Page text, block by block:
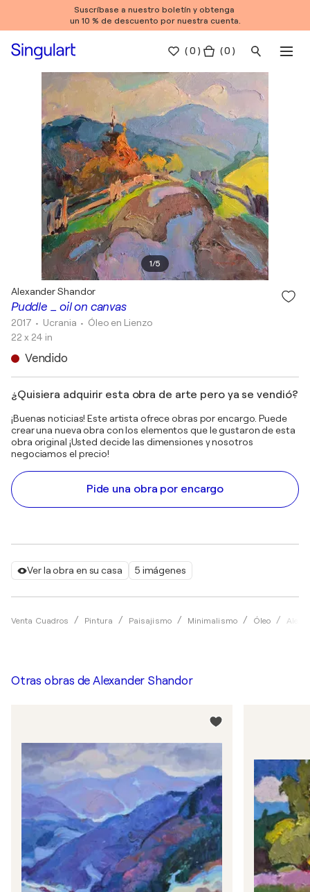
Suscríbase a nuestro boletín y obtenga
un 10 % de descuento por nuestra cuenta.
(0 ) ( 0 )
1/5
Ver la obra en su casa 5 imágenes
Venta Cuadros Pintura Paisajismo Minimalismo Óleo
Puddle _ oil on canvas
Alexander Shandor
2017 • Ucrania • Óleo en Lienzo
22 x 24 in
Vendido
¿Quisiera adquirir esta obra de arte pero ya se vendió?
¡Buenas noticias! Este artista ofrece obras por encargo. Puede
crear una nueva obra con los elementos que le gustaron de esta
obra original ¡Usted decide las dimensiones y nosotros
negociamos el precio!
Pide una obra por encargo
Otras obras deAlexander Shandor